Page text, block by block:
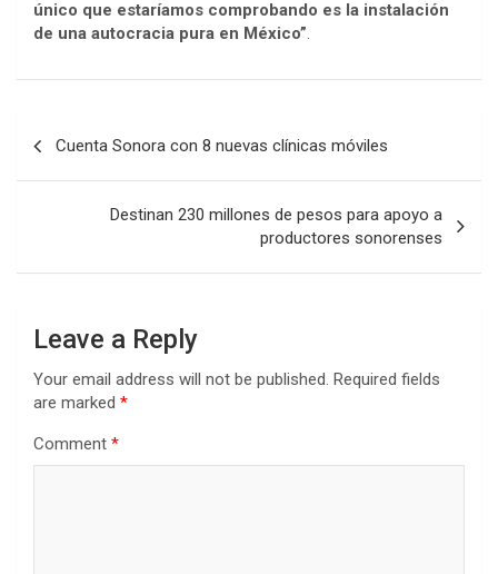
único que estaríamos comprobando es la instalación
de una autocracia pura en México”.
Cuenta Sonora con 8 nuevas clínicas móviles
Destinan 230 millones de pesos para apoyo a
productores sonorenses
Leave a Reply
Your email address will not be published. Required fields
are marked *
Comment *